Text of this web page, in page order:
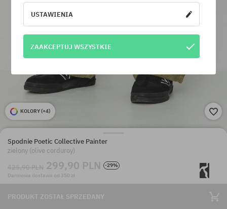
KOLORY (+4)
Spodnie Poetic Collective Painter
zielony (olive corduroy)
425,90 PLN 299,90 PLN
-29%
Darmowa dostawa od 350 zł
PRODUKT ZOSTAŁ SPRZEDANY
USTAWIENIA
ZAAKCEPTUJ WSZYSTKIE